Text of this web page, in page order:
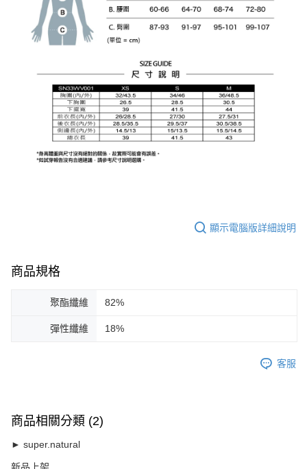
顯示電腦版詳細說明
商品規格
聚酯纖維 82%
彈性纖維 18%
客服
商品相關分類 (2)
► super.natural